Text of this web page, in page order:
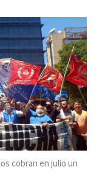
cobran en julio un